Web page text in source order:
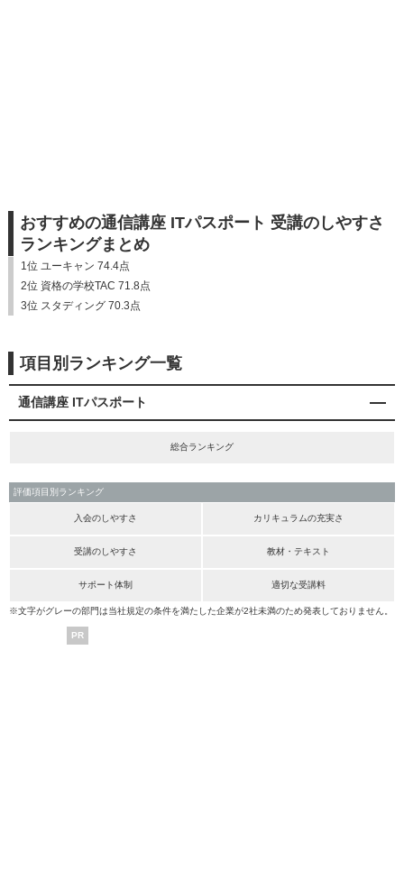
おすすめの通信講座 ITパスポート 受講のしやすさ
ランキングまとめ
1位 ユーキャン 74.4点
2位 資格の学校TAC 71.8点
3位 スタディング 70.3点
項目別ランキング一覧
通信講座 ITパスポート
総合ランキング
評価項目別ランキング
入会のしやすさ カリキュラムの充実さ
受講のしやすさ 教材・テキスト
サポート体制 適切な受講料
※文字がグレーの部門は当社規定の条件を満たした企業が2社未満のため発表しておりません。
PR